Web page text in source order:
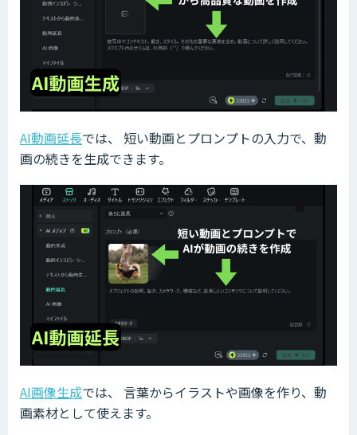
AI動画延長では、 短い動画とプロンプトの入力で、動
画の続きを生成できます。
AI画像生成では、 言葉からイラストや画像を作り、動
画素材として使えます。